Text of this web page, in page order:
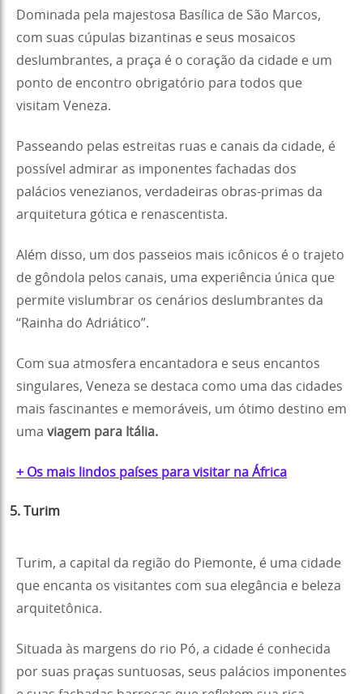
Dominada pela majestosa Basílica de São Marcos,
com suas cúpulas bizantinas e seus mosaicos
deslumbrantes, a praça é o coração da cidade e um
ponto de encontro obrigatório para todos que
visitam Veneza.
Passeando pelas estreitas ruas e canais da cidade, é
possível admirar as imponentes fachadas dos
palácios venezianos, verdadeiras obras-primas da
arquitetura gótica e renascentista.
Além disso, um dos passeios mais icônicos é o trajeto
de gôndola pelos canais, uma experiência única que
permite vislumbrar os cenários deslumbrantes da
“Rainha do Adriático”.
Com sua atmosfera encantadora e seus encantos
singulares, Veneza se destaca como uma das cidades
mais fascinantes e memoráveis, um ótimo destino em
uma viagem para Itália.
+ Os mais lindos países para visitar na África
5. Turim
Turim, a capital da região do Piemonte, é uma cidade
que encanta os visitantes com sua elegância e beleza
arquitetônica.
Situada às margens do rio Pó, a cidade é conhecida
por suas praças suntuosas, seus palácios imponentes